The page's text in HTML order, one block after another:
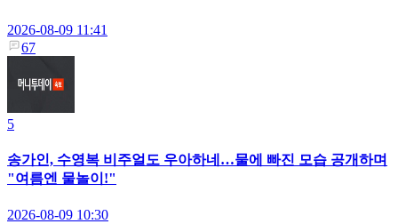
2026-08-09 11:41
67
5
송가인, 수영복 비주얼도 우아하네…물에 빠진 모습 공개하며
"여름엔 물놀이!"
2026-08-09 10:30